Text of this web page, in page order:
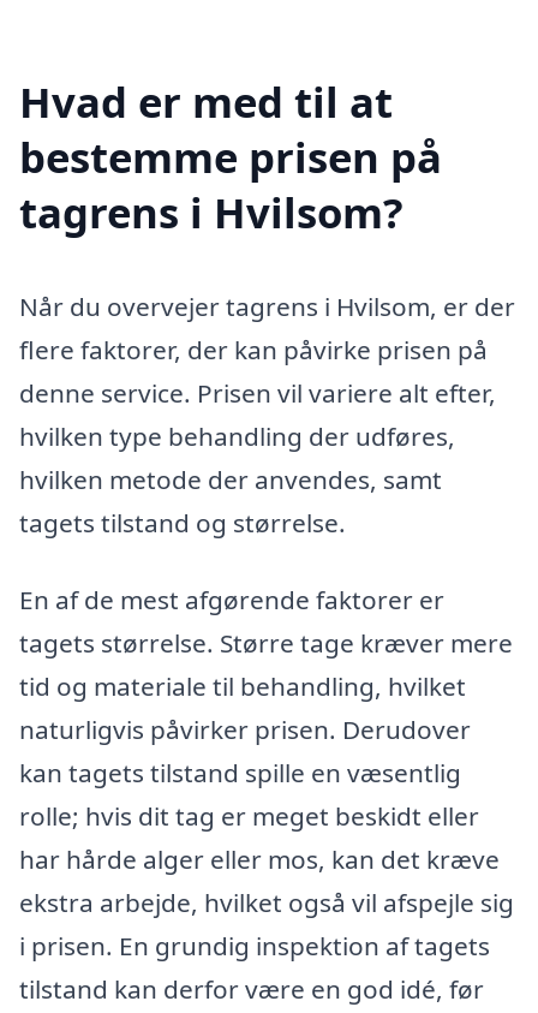
Hvad er med til at
bestemme prisen på
tagrens i Hvilsom?
Når du overvejer tagrens i Hvilsom, er der
flere faktorer, der kan påvirke prisen på
denne service. Prisen vil variere alt efter,
hvilken type behandling der udføres,
hvilken metode der anvendes, samt
tagets tilstand og størrelse.
En af de mest afgørende faktorer er
tagets størrelse. Større tage kræver mere
tid og materiale til behandling, hvilket
naturligvis påvirker prisen. Derudover
kan tagets tilstand spille en væsentlig
rolle; hvis dit tag er meget beskidt eller
har hårde alger eller mos, kan det kræve
ekstra arbejde, hvilket også vil afspejle sig
i prisen. En grundig inspektion af tagets
tilstand kan derfor være en god idé, før